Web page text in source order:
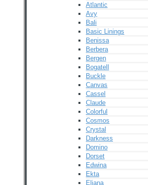
Atlantic
Avy
Bali
Basic Linings
Benissa
Berbera
Bergen
Bogatell
Buckle
Canvas
Cassel
Claude
Colorful
Cosmos
Crystal
Darkness
Domino
Dorset
Edwina
Ekta
Eliana